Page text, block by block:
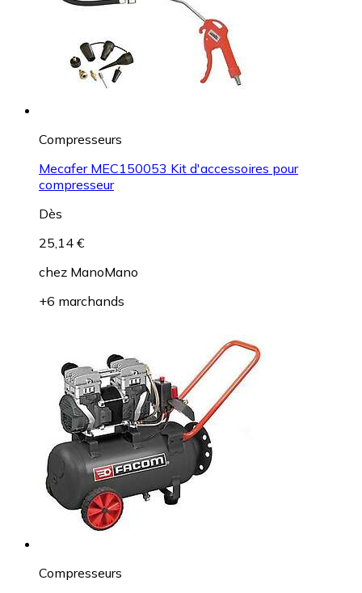
Compresseurs
Mecafer MEC150053 Kit d'accessoires pour
compresseur
Dès
25,14 €
chez ManoMano
+6 marchands
Compresseurs